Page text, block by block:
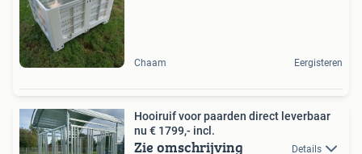
Chaam Eergisteren
Hooiruif voor paarden direct leverbaar
nu € 1799,- incl.
Zie omschrijving Details